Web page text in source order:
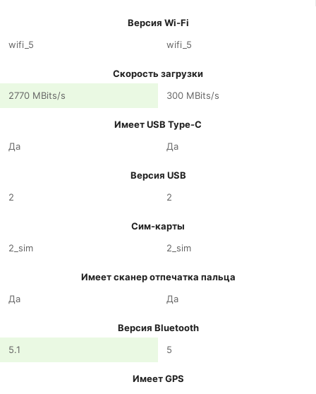
Версия Wi-Fi
wifi_5
wifi_5
Скорость загрузки
2770 MBits/s
300 MBits/s
Имеет USB Type-C
Да
Да
Версия USB
2
2
Сим-карты
2_sim
2_sim
Имеет сканер отпечатка пальца
Да
Да
Версия Bluetooth
5.1
5
Имеет GPS